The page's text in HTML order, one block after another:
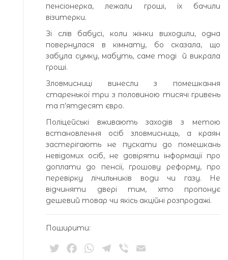
пенсіонерка, лежали гроші, їх бачили
візитерки.
Зі слів бабусі, коли жінки виходили, одна
повернулася в кімнату, бо сказала, що
забула сумку, мабуть, саме тоді й викрала
гроші.
Зловмисниці винесли з помешкання
старенької три з половиною тисячі гривень
та п’ятдесят євро.
Поліцейські вживають заходів з метою
встановлення осіб зловмисниць, а краян
застерігають не пускати до помешкань
невідомих осіб, не довіряти інформації про
доплати до пенсії, грошову реформу, про
перевірку лічильників води чи газу. Не
відчиняти двері тим, хто пропонує
дешевий товар чи якісь акційні розпродажі.
Поширити:
TwitterFacebookWhatsApp
Telegram
Viber